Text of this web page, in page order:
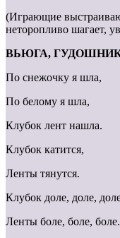
(Играющие
неторопливо шагает,
ВЬЮГА,
По снежочку я шла,
По белому я шла,
Клубок лент нашла.
Клубок катится,
Ленты тянутся.
Клубок доле, доле,
Ленты боле, боле, боле.